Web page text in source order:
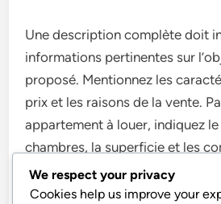
Une description complète doit
informations pertinentes sur
proposé. Mentionnez les
prix et les raisons de la vente.
appartement à louer, indiquez
chambres, la superficie et les
disponibles.
We respect your privacy
Cookies help us improve your